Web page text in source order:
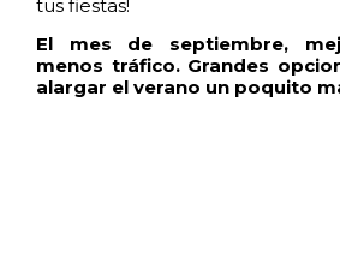
tus fiestas!
El mes de septiembre,
menos tráfico. Grandes
alargar el verano un poquito